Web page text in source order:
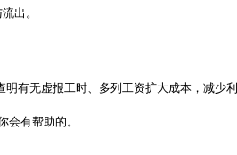
出。
有无虚报工时、多列工资扩大成本，减少利
有帮助的。